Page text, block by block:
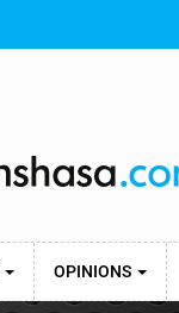
OPINIONS